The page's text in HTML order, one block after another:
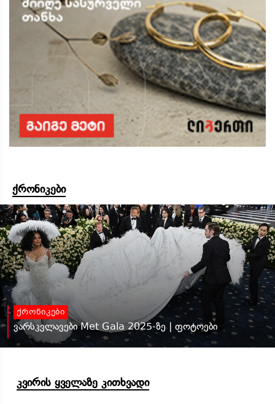
ქრონიკები
ქრონიკები
ვარსკვლავები Met Gala 2025-ზე | ფოტოები
კვირის ყველაზე კითხვადი